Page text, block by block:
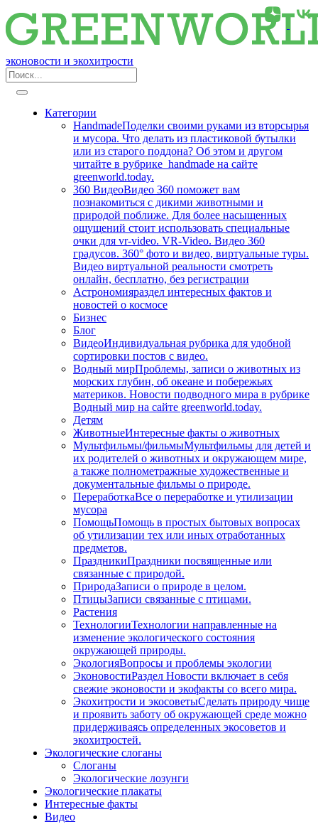
эконовости и экохитрости
Категории
HandmadeПоделки своими руками из вторсырья
и мусора. Что делать из пластиковой бутылки
или из старого поддона? Об этом и другом
читайте в рубрике handmade на сайте
greenworld.today.
360 ВидеоВидео 360 поможет вам
познакомиться с дикими животными и
природой поближе. Для более насыщенных
ощущений стоит использовать специальные
очки для vr-video. VR-Video. Видео 360
градусов. 360° фото и видео, виртуальные туры.
Видео виртуальной реальности смотреть
онлайн, бесплатно, без регистрации
Астрономияраздел интересных фактов и
новостей о космосе
Бизнес
Блог
ВидеоИндивидуальная рубрика для удобной
сортировки постов с видео.
Водный мирПроблемы, записи о животных из
морских глубин, об океане и побережьях
материков. Новости подводного мира в рубрике
Водный мир на сайте greenworld.today.
Детям
ЖивотныеИнтересные факты о животных
Мультфильмы/фильмыМультфильмы для детей и
их родителей о животных и окружающем мире,
а также полнометражные художественные и
документальные фильмы о природе.
ПереработкаВсе о переработке и утилизации
мусора
ПомощьПомощь в простых бытовых вопросах
об утилизации тех или иных отработанных
предметов.
ПраздникиПраздники посвященные или
связанные с природой.
ПриродаЗаписи о природе в целом.
ПтицыЗаписи связанные с птицами.
Растения
ТехнологииТехнологии направленные на
изменение экологического состояния
окружающей природы.
ЭкологияВопросы и проблемы экологии
ЭконовостиРаздел Новости включает в себя
свежие эконовости и экофакты со всего мира.
Экохитрости и экосоветыСделать природу чище
и проявить заботу об окружающей среде можно
придерживаясь определенных экосоветов и
экохитростей.
Экологические слоганы
Слоганы
Экологические лозунги
Экологические плакаты
Интересные факты
Видео